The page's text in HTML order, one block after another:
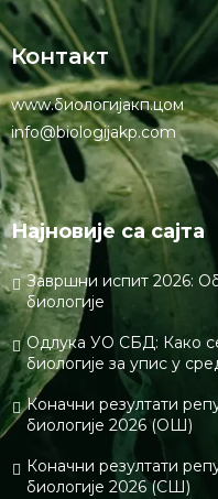
Контакт
www.биологијакп.цом
info@biologijakp.com
Најновије са сајта
Завршни испит 2026:
биологије
Одлука УО СБД: Како
биологије за упис у
Коначни резултати
биологије 2026 (ОШ)
Коначни резултати
биологије 2026 (СШ)